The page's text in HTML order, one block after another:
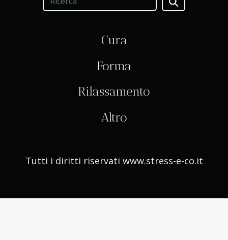
Cura
Forma
Rilassamento
Altro
Tutti i diritti riservati www.stress-e-co.it